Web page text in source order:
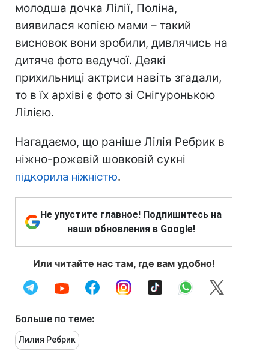
молодша дочка Лілії, Поліна,
виявилася копією мами – такий
висновок вони зробили, дивлячись на
дитяче фото ведучої. Деякі
прихильниці актриси навіть згадали,
то в їх архіві є фото зі Снігуронькою
Лілією.
Нагадаємо, що раніше Лілія Ребрик в
ніжно-рожевій шовковій сукні
підкорила ніжністю.
Не упустите главное! Подпишитесь на
наши обновления в Google!
Или читайте нас там, где вам удобно!
Больше по теме:
Лилия Ребрик